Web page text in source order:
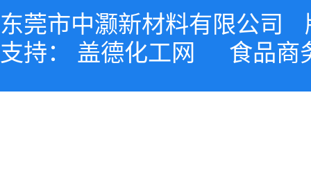
东莞市中灏新材料有限公司
支持： 盖德化工网 食品商